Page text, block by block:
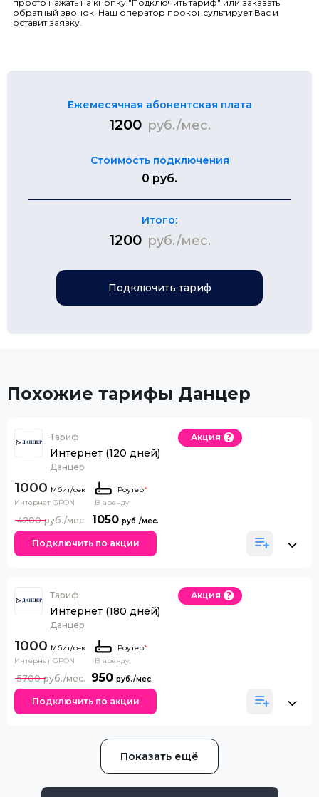
просто нажать на кнопку "Подключить тариф" или заказать
обратный звонок. Наш оператор проконсультирует Вас и
оставит заявку.
Ежемесячная абонентская плата
1200 руб./мес.
Стоимость подключения
0 руб.
Итого:
1200 руб./мес.
Подключить тариф
Похожие тарифы Данцер
Тариф
Интернет (120 дней)
Данцер
Акция
1000
Интернет GPON
Роутер*
В аренду
1050
4200
Подключить по акции
Тариф
Интернет (180 дней)
Данцер
Акция
1000
Интернет GPON
Роутер*
В аренду
950
5700
Подключить по акции
Показать ещё